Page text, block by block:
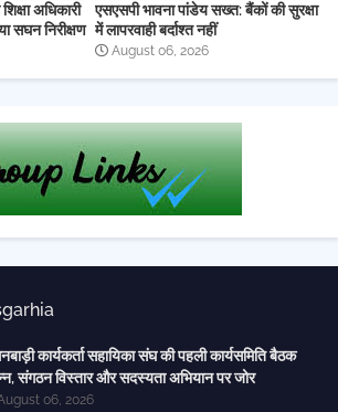
अधिकारी
सघन निरीक्षण
एसएसपी भावना पांडेय सख्त: बैंकों की सुरक्षा
में लापरवाही बर्दाश्त नहीं
August 06, 2026
कार्यकर्ता सहायिका संघ की पहली कार्यसमिति बैठक
संगठन विस्तार और सदस्यता अभियान पर जोर
06, 2026